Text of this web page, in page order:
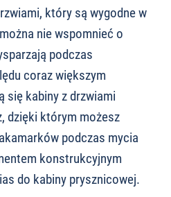
który są wygodne w
nie wspomnieć o
podczas
coraz większym
się kabiny z drzwiami
dzięki którym możesz
podczas mycia
konstrukcyjnym
do kabiny prysznicowej.